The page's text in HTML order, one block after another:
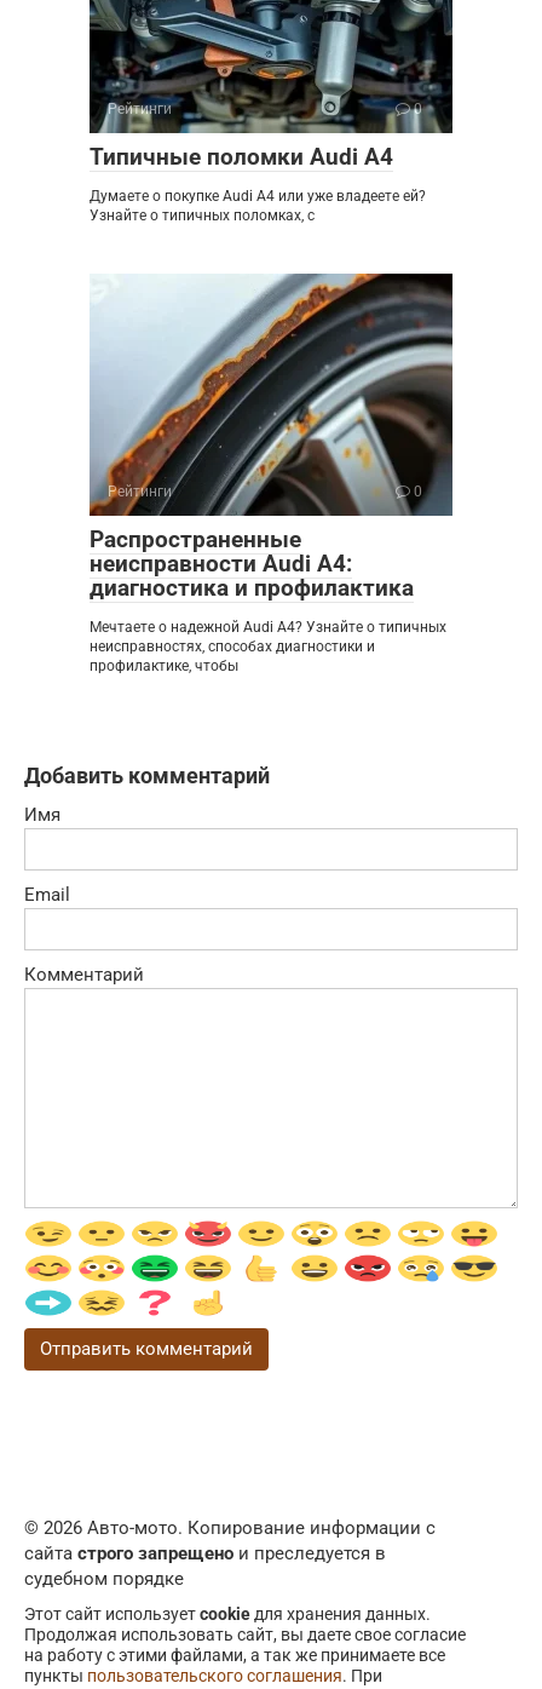
Рейтинги 0
Типичные поломки Audi A4
Думаете о покупке Audi A4 или уже владеете ей?
Узнайте о типичных поломках, с
Рейтинги 0
Распространенные
неисправности Audi A4:
диагностика и профилактика
Мечтаете о надежной Audi A4? Узнайте о типичных
неисправностях, способах диагностики и
профилактике, чтобы
Добавить комментарий
Имя
Email
Комментарий
© 2026 Авто-мото. Копирование информации с
сайта строго запрещено и преследуется в
судебном порядке
Этот сайт используетcookieдля хранения данных.
Продолжая использовать сайт, вы даете свое согласие
на работу с этими файлами, а так же принимаете все
пункты пользовательского соглашения. При